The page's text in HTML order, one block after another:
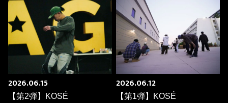
2026.06.15
【第2弾】KOSÉ
2026.06.12
【第1弾】KOSÉ